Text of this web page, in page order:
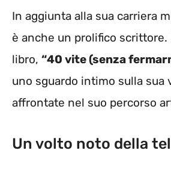
In aggiunta alla sua carriera
è anche un prolifico scrittore.
libro, “40 vite (senza
uno sguardo intimo sulla sua
affrontate nel suo percorso
Un volto noto della